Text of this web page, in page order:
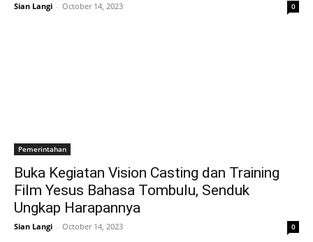
Sian Langi - October 14, 2023 0
Pemerintahan
Buka Kegiatan Vision Casting dan Training
Film Yesus Bahasa Tombulu, Senduk
Ungkap Harapannya
Sian Langi - October 14, 2023 0